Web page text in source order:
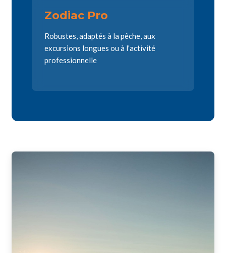
Zodiac Pro
Robustes, adaptés à la pêche, aux
excursions longues ou à l'activité
professionnelle